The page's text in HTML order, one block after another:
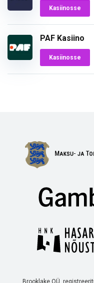
Kasiinosse
PAF Kasiino
Kasiinosse